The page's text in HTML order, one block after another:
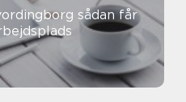
sådan får